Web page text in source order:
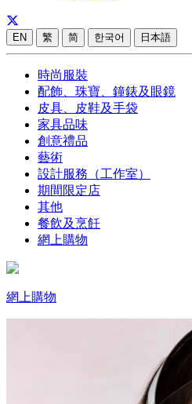
EN 繁 简 한국어 日本語
時尚服裝
配飾、珠寶、鐘錶及眼鏡
皮具、皮鞋及手袋
家具品味
創意禮品
藝術
設計服務（工作室）
期間限定店
其他
餐飲及烹飪
網上購物
網上購物